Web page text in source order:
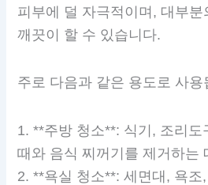
피부에 덜 자극적이며, 대부분
깨끗이 할 수 있습니다.
주로 다음과 같은 용도로 사용
1. **주방 청소**: 식기, 조리도
때와 음식 찌꺼기를 제거하는
2. **욕실 청소**: 세면대, 욕